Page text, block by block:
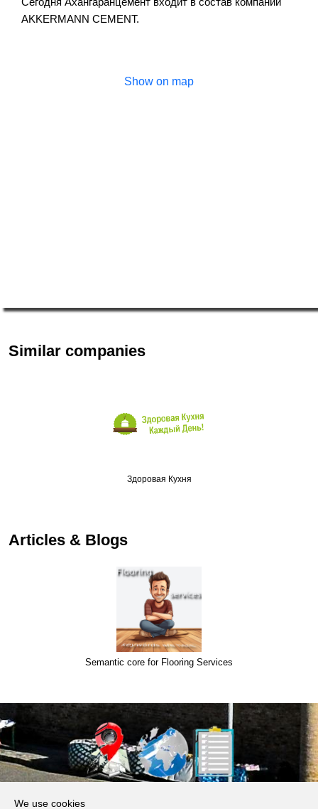
AKKERMANN CEMENT.
Show on map
Similar companies
Здоровая Кухня
Articles & Blogs
Semantic core for Flooring Services
We use cookies